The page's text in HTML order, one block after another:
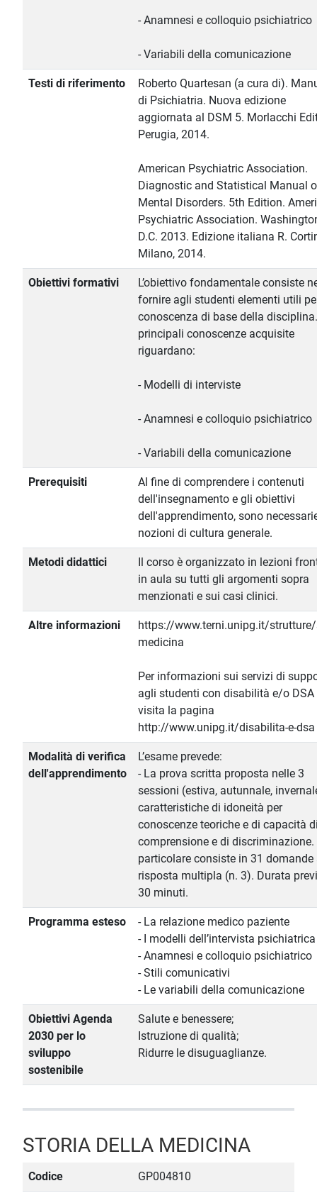
- Anamnesi e colloquio psichiatrico
- Variabili della comunicazione
Testi di riferimento
Roberto Quartesan (a cura di).
di Psichiatria. Nuova edizione
aggiornata al DSM 5. Morlacchi
Perugia, 2014.
American Psychiatric Association.
Diagnostic and Statistical Manual
Mental Disorders. 5th Edition.
Psychiatric Association.
D.C. 2013. Edizione italiana R.
Milano, 2014.
Obiettivi formativi
L’obiettivo fondamentale consiste
fornire agli studenti elementi utili
conoscenza di base della
principali conoscenze acquisite
riguardano:
- Modelli di interviste
- Anamnesi e colloquio psichiatrico
- Variabili della comunicazione
Prerequisiti
Al fine di comprendere i contenuti
dell'insegnamento e gli obiettivi
dell'apprendimento, sono
nozioni di cultura generale.
Metodi didattici
Il corso è organizzato in lezioni
in aula su tutti gli argomenti sopra
menzionati e sui casi clinici.
Altre informazioni
https://www.terni.unipg.it/strutture/
medicina
Per informazioni sui servizi di
agli studenti con disabilità e/o DSA
visita la pagina
http://www.unipg.it/disabilita-e-dsa
Modalità di verifica
dell'apprendimento
L’esame prevede:
- La prova scritta proposta nelle 3
sessioni (estiva, autunnale,
caratteristiche di idoneità per
conoscenze teoriche e di capacità
comprensione e di discriminazione.
particolare consiste in 31 domande
risposta multipla (n. 3). Durata
30 minuti.
Programma esteso
- La relazione medico paziente
- I modelli dell’intervista psichiatrica
- Anamnesi e colloquio psichiatrico
- Stili comunicativi
- Le variabili della comunicazione
Obiettivi Agenda
2030 per lo
sviluppo
sostenibile
Salute e benessere;
Istruzione di qualità;
Ridurre le disuguaglianze.
STORIA DELLA MEDICINA
Codice GP004810